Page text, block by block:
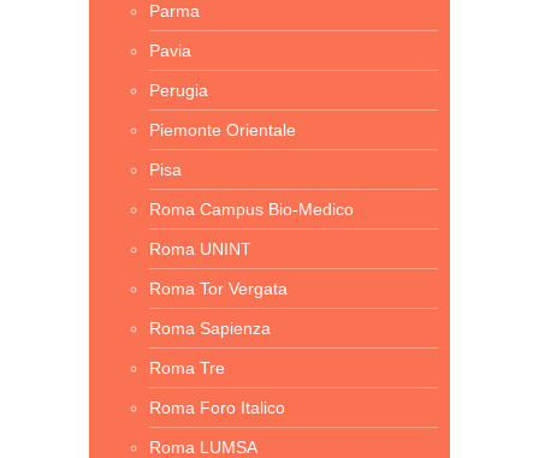
Parma
Pavia
Perugia
Piemonte Orientale
Pisa
Roma Campus Bio-Medico
Roma UNINT
Roma Tor Vergata
Roma Sapienza
Roma Tre
Roma Foro Italico
Roma LUMSA